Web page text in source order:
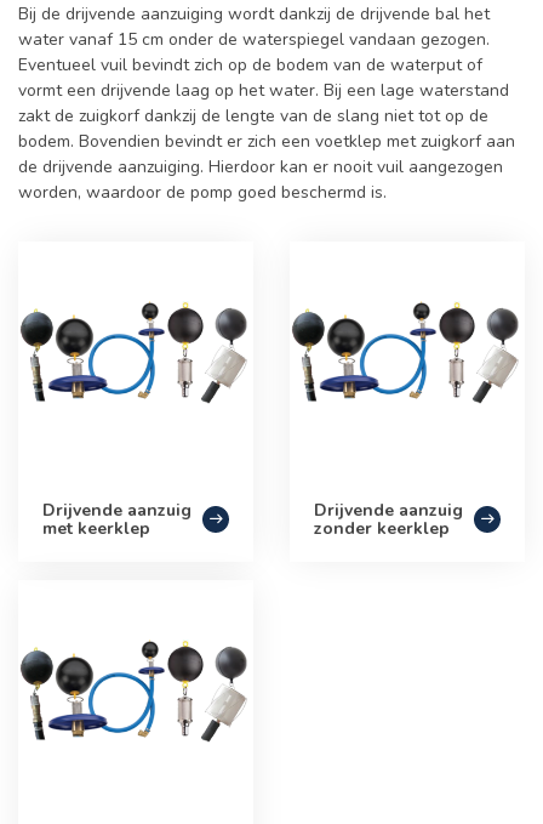
Bij de drijvende aanzuiging wordt dankzij de drijvende bal het
water vanaf 15 cm onder de waterspiegel vandaan gezogen.
Eventueel vuil bevindt zich op de bodem van de waterput of
vormt een drijvende laag op het water. Bij een lage waterstand
zakt de zuigkorf dankzij de lengte van de slang niet tot op de
bodem. Bovendien bevindt er zich een voetklep met zuigkorf aan
de drijvende aanzuiging. Hierdoor kan er nooit vuil aangezogen
worden, waardoor de pomp goed beschermd is.
Drijvende aanzuig
met keerklep
Drijvende aanzuig
zonder keerklep